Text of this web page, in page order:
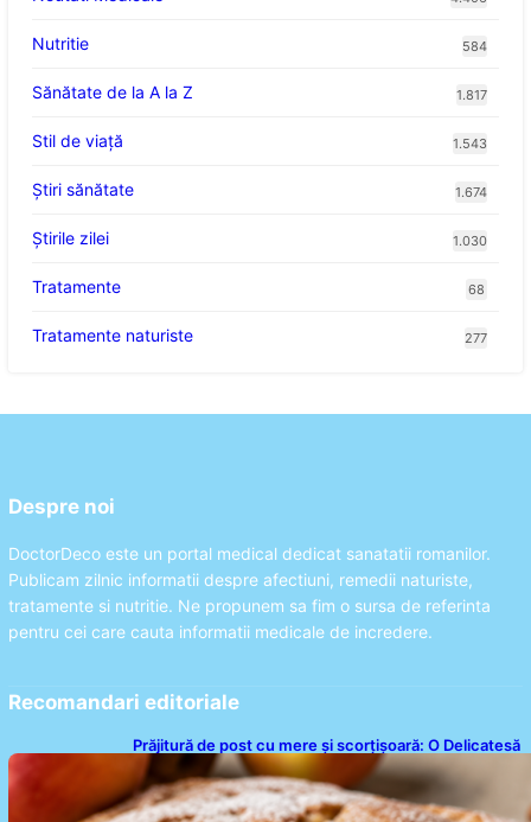
Nutritie 584
Sănătate de la A la Z 1.817
Stil de viaţă 1.543
Ştiri sănătate 1.674
Știrile zilei 1.030
Tratamente 68
Tratamente naturiste 277
Despre noi
DoctorDeco este un portal medical dedicat sanatatii romanilor.
Publicam zilnic informatii despre afectiuni, remedii naturiste,
tratamente si nutritie. Ne propunem sa fim o sursa de referinta
pentru cei care cauta informatii medicale de incredere.
Recomandari editoriale
Prăjitură de post cu mere și scorțișoară: O Delicatesă
Dulce pentru Postul Adormirii Maicii Domnului